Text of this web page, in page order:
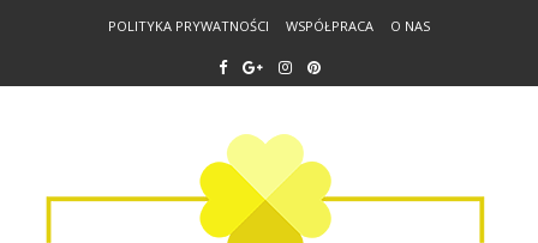
POLITYKA PRYWATNOŚCI WSPÓŁPRACA O NAS